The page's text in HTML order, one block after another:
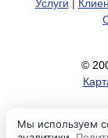
Услуги |
©
Мы используем